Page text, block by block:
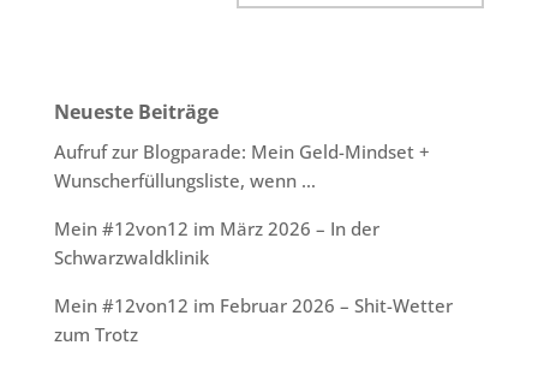
Neueste Beiträge
Aufruf zur Blogparade: Mein Geld-Mindset +
Wunscherfüllungsliste, wenn …
Mein #12von12 im März 2026 – In der
Schwarzwaldklinik
Mein #12von12 im Februar 2026 – Shit-Wetter
zum Trotz